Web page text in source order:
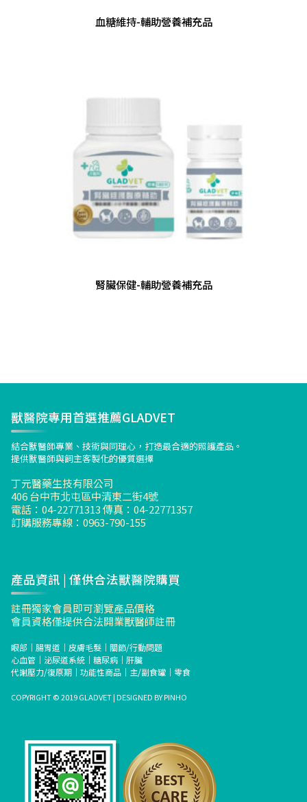
血糖維持-輔助營養補充品
腎臟保健-輔助營養補充品
獸醫院專用首選推薦GLADVET
結合獸醫師專業、技術與同理心，打造最合適的照護產品。
提供獸醫師與飼主客製化的優質選擇
丁元醫藥生技有限公司
406 台中市北屯區中清東二街4號
電話：04-22771313 傳真：04-22771357
訂購服務專線：0963-790-155
產品資訊 | 僅供合法獸醫院購買
註冊獨家會員即可瀏覽產品價格
會員資格僅提供合法開業獸醫師註冊
眼部 ｜腸胃道 ｜ 皮膚毛髮 ｜關節/行動問題
心血管 ｜ 泌尿道系統 ｜糖尿病 ｜肝臟
代謝壓力/復原期 ｜功能性商品 ｜ 主/副食罐 ｜ 零食
COPYRIGHT © 2019 GLADVET | DESIGNED BYPINHO